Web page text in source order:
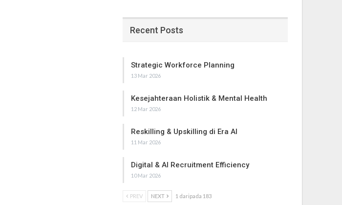
Recent Posts
Strategic Workforce Planning
13 Mar 2026
Kesejahteraan Holistik & Mental Health
12 Mar 2026
Reskilling & Upskilling di Era AI
11 Mar 2026
Digital & AI Recruitment Efficiency
10 Mar 2026
PREV NEXT 1 daripada 183